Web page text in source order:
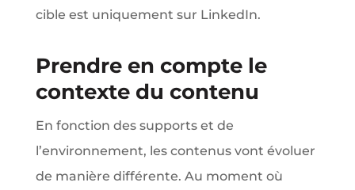
cible est uniquement sur LinkedIn.
Prendre en compte le
contexte du contenu
En fonction des supports et de
l’environnement, les contenus vont évoluer
de manière différente. Au moment où